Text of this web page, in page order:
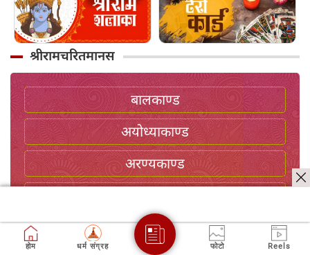
श्रीरामचरितमानस
बालकाण्ड
अयोध्याकाण्ड
अरण्यकाण्ड
सुंदरकाण्ड
होम धर्म संग्रह फोटो Reels